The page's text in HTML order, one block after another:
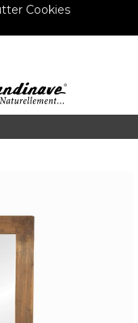
Cookies